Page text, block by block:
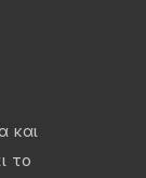
και
το